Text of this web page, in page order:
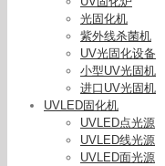
光固化机
紫外线杀菌机
UV光固化设备
小型UV光固机
进口UV光固机
UVLED固化机
UVLED点光源
UVLED线光源
UVLED面光源